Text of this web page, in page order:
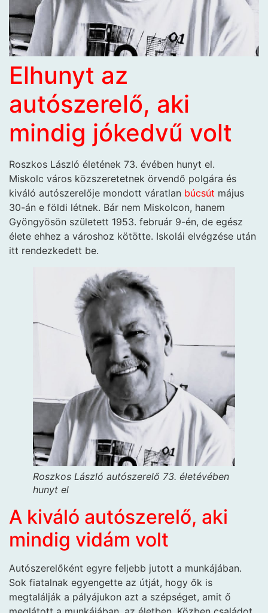
Elhunyt az
autószerelő, aki
mindig jókedvű volt
Roszkos László életének 73. évében hunyt el.
Miskolc város közszeretetnek örvendő polgára és
kiváló autószerelője mondott váratlan búcsút május
30-án e földi létnek. Bár nem Miskolcon, hanem
Gyöngyösön született 1953. február 9-én, de egész
élete ehhez a városhoz kötötte. Iskolái elvégzése után
itt rendezkedett be.
Roszkos László autószerelő 73. életévében
hunyt el
A kiváló autószerelő, aki
mindig vidám volt
Autószerelőként egyre feljebb jutott a munkájában.
Sok fiatalnak egyengette az útját, hogy ők is
megtalálják a pályájukon azt a szépséget, amit ő